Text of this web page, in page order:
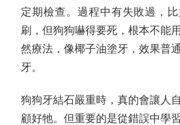
定期檢查。過程中有失敗過，
刷，但狗狗嚇得要死，根本不能
然療法，像椰子油塗牙，效果普
牙。
狗狗牙結石嚴重時，真的會讓人
顧好牠。但重要的是從錯誤中學